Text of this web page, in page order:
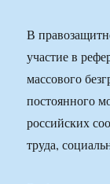
В
участие в
массового
постоянного
российских
труда,